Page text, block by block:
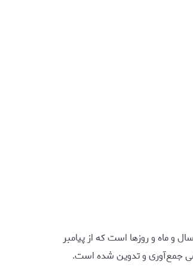
و ماه و روزها است که از پیامبر
جمع‌آوری و تدوین شده است.